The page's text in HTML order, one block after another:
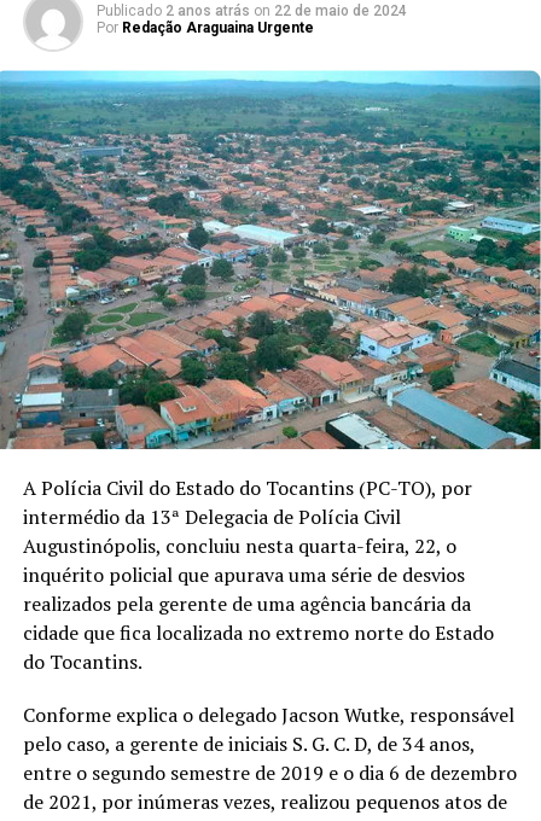
Publicado 2 anos atrás on 22 de maio de 2024
Por Redação Araguaina Urgente
A Polícia Civil do Estado do Tocantins (PC-TO), por
intermédio da 13ª Delegacia de Polícia Civil
Augustinópolis, concluiu nesta quarta-feira, 22, o
inquérito policial que apurava uma série de desvios
realizados pela gerente de uma agência bancária da
cidade que fica localizada no extremo norte do Estado
do Tocantins.
Conforme explica o delegado Jacson Wutke, responsável
pelo caso, a gerente de iniciais S. G. C. D, de 34 anos,
entre o segundo semestre de 2019 e o dia 6 de dezembro
de 2021, por inúmeras vezes, realizou pequenos atos de